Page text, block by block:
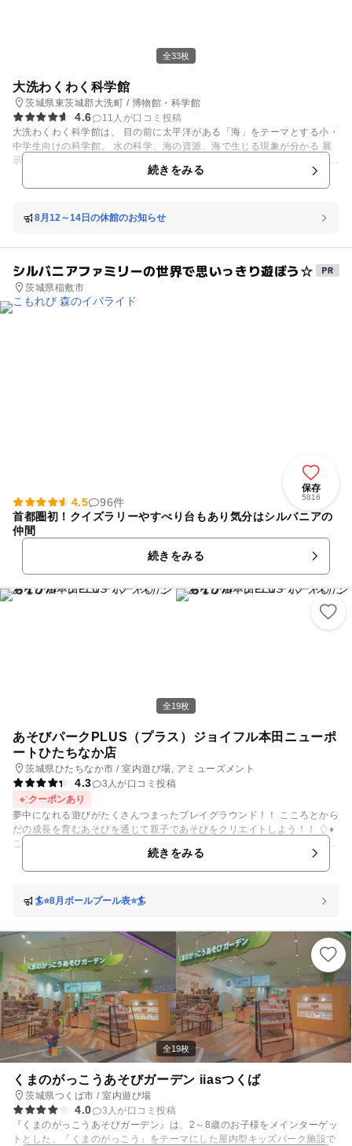
全33枚
大洗わくわく科学館
茨城県東茨城郡大洗町 / 博物館・科学館
4.6
11人が口コミ投稿
大洗わくわく科学館は、 目の前に太平洋がある「海」をテーマとする小・
中学生向けの科学館。 水の科学、海の資源、海で生じる現象が分かる 展
示物を自分の手で動かして、不思議な現象を体験できます。 海底世界から
海上の現象に至るまで、 海のさまざまな不思議をわかりやすく教えてくれ
るスポット。 「海の水はどうして青いの？」「海水と水はどう違うの？」
ントも盛りだくさん。 週末に不定期でわくわく体験教室や かんたん工作
続きをみる
8月12～14日の休館のお知らせ
シルバニアファミリーの世界で思いっきり遊ぼう☆
茨城県稲敷市
保存
5816
4.5
96件
首都圏初！クイズラリーやすべり台もあり気分はシルバニアの
仲間
続きをみる
全19枚
あそびパークPLUS（プラス）ジョイフル本田ニューポ
ートひたちなか店
茨城県ひたちなか市 / 室内遊び場, アミューズメント
4.3
3人が口コミ投稿
クーポンあり
夢中になれる遊びがたくさんつまったプレイグラウンド！！ こころとから
だの成長を育むあそびを通じて親子であそびをクリエイトしよう！！ ♢♦
ここでしか乗れない！ひたちなか海浜鉄道 みなとせんライド♦♢ 絵本のよ
うな世界を、あしこぎのかわいい「ひたちなか海浜鉄道 みなとせんライ
ド」を運転して走ろう！ ♢♦じょい太とでけ太のDIYごっこ♦♢ あそびパー
レーションしたコーナー。子ども用のスパナやドライバーなど工具を使う
立て遊び・ごっこ遊び≫を取り入れ、子どもの自由な発想を引き出す遊具
がたくさん詰まっています！！ 屋内なので天候を気にせず、いつでも安心
安全に遊んでいただけます♪ 何よりもお客様に安心して楽しんでいただく
ことを第一に、安全対策については万全を期しています。ナムコの安全基
準に準じた社内検査・施設運営を行うとともに、外部機関による安全点検
も実施し、二重三重のチェック体制は万全。 また、営業終了後に遊具1つ
1つを丁寧に消毒、清掃を欠かさず行っているのでとっても清潔です！ ※
現在、感染症対策として手指アルコール消毒やスタッフのマスク着用、定
期的な遊具の消毒等を行っております。 楽しい思い出作りに、是非あそび
続きをみる
🏄⭐️8月ボールプール表⭐️🏄
全19枚
くまのがっこうあそびガーデン iiasつくば
茨城県つくば市 / 室内遊び場
4.0
3人が口コミ投稿
『くまのがっこうあそびガーデン』は、2～8歳のお子様をメインターゲッ
トとした、「くまのがっこう」をテーマにした屋内型キッズパーク施設で